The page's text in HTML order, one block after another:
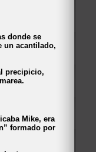
donde se
un acantilado,
precipicio,
Mike, era
formado por